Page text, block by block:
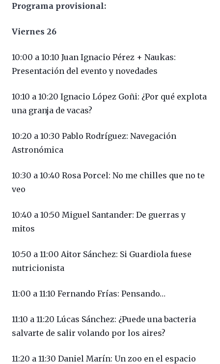
Programa provisional:
Viernes 26
10:00 a 10:10 Juan Ignacio Pérez + Naukas:
Presentación del evento y novedades
10:10 a 10:20 Ignacio López Goñi: ¿Por qué explota
una granja de vacas?
10:20 a 10:30 Pablo Rodríguez: Navegación
Astronómica
10:30 a 10:40 Rosa Porcel: No me chilles que no te
veo
10:40 a 10:50 Miguel Santander: De guerras y
mitos
10:50 a 11:00 Aitor Sánchez: Si Guardiola fuese
nutricionista
11:00 a 11:10 Fernando Frías: Pensando…
11:10 a 11:20 Lúcas Sánchez: ¿Puede una bacteria
salvarte de salir volando por los aires?
11:20 a 11:30 Daniel Marín: Un zoo en el espacio